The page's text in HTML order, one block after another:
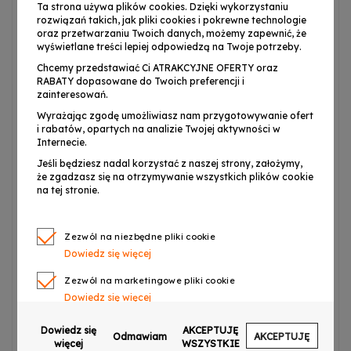
pokrowiec,
➡️3 kostki do gry,
➡️zapasowe struny,
➡️tuner,
➡️bateria CR2032 do tunera.
⭐ Stworzony dla najmłodszych
muzyków – bezpieczny, lekki i
kolorowy
Dzięki kompaktowej długości 21 cali (53,34 cm)
jest idealne dla dzieci w wieku szkolnym, jak i
przedszkolnym ✔️.
nylonowe strunygwarantują wygodną grę bez ryzyka
regulację dźwięku, apunktowe markeryna progach
Ta strona używa plików cookies. Dzięki wykorzystaniu
rozwiązań takich, jak pliki cookies i pokrewne technologie
oraz przetwarzaniu Twoich danych, możemy zapewnić, że
wyświetlane treści lepiej odpowiedzą na Twoje potrzeby.
Chcemy przedstawiać Ci ATRAKCYJNE OFERTY oraz
RABATY dopasowane do Twoich preferencji i
zainteresowań.
Wyrażając zgodę umożliwiasz nam przygotowywanie ofert
i rabatów, opartych na analizie Twojej aktywności w
Internecie.
Jeśli będziesz nadal korzystać z naszej strony, założymy,
że zgadzasz się na otrzymywanie wszystkich plików cookie
na tej stronie.
Zezwól na niezbędne pliki cookie
Dowiedz się więcej
Zezwól na marketingowe pliki cookie
Dowiedz się więcej
Zezwól na pliki cookie dotyczące preferencji
Dowiedz się więcej
Dowiedz się
więcej
Odmawiam
AKCEPTUJĘ
WSZYSTKIE
AKCEPTUJĘ